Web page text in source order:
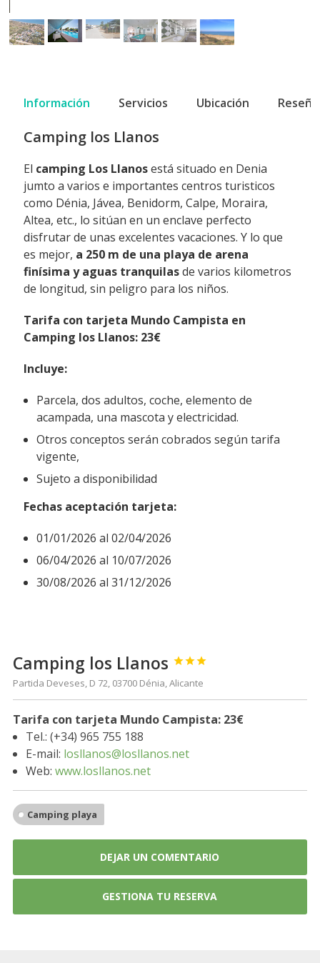
Información Servicios Ubicación
Camping los Llanos
El camping Los Llanosestá situado en Denia
jumto a varios e importantes centros turisticos
como Dénia, Jávea, Benidorm, Calpe, Moraira,
Altea, etc., lo sitúan en un enclave perfecto
disfrutar de unas excelentes vacaciones. Y lo que
es mejor, a 250 m de una playa de arena
finísima y aguas tranquilasde varios kilometros
de longitud, sin peligro para los niños.
Tarifa con tarjeta Mundo Campista en
Camping los Llanos: 23€
Incluye:
Parcela, dos adultos, coche, elemento de
acampada, una mascota y electricidad.
Otros conceptos serán cobrados según tarifa
vigente,
Sujeto a disponibilidad
Fechas aceptación tarjeta:
01/01/2026 al 02/04/2026
06/04/2026 al 10/07/2026
30/08/2026 al 31/12/2026
Camping los Llanos 


Partida Deveses, D 72, 03700 Dénia, Alicante
Tarifa con tarjeta Mundo Campista: 23€
Tel.: (+34) 965 755 188
E-mail: losllanos@losllanos.net
Web:www.losllanos.net
Camping playa
DEJAR UN COMENTARIO
GESTIONA TU RESERVA